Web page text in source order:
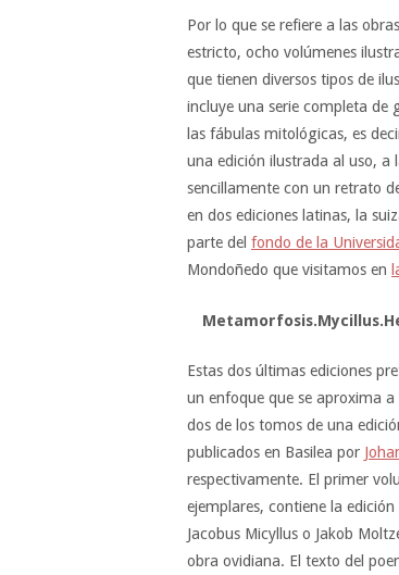
Por lo que se refiere a las
estricto, ocho volúmenes
que tienen diversos tipos de
incluye una serie completa de
las fábulas mitológicas, es
una edición ilustrada al uso, a
sencillamente con un retrato
en dos ediciones latinas, la
parte del fondo de la
Mondoñedo que visitamos en
Estas dos últimas ediciones
un enfoque que se aproxima
dos de los tomos de una
publicados en Basilea por
respectivamente. El primer
ejemplares, contiene la
Jacobus Micyllus o Jakob
obra ovidiana. El texto del